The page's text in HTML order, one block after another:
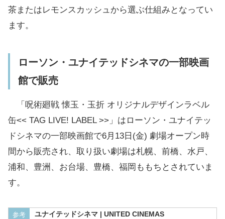
茶またはレモンスカッシュから選ぶ仕組みとなってい
ます。
ローソン・ユナイテッドシネマの一部映画
館で販売
「呪術廻戦 懐玉・玉折 オリジナルデザインラベル
缶<< TAG LIVE! LABEL >>」はローソン・ユナイテッ
ドシネマの一部映画館で6月13日(金) 劇場オープン時
間から販売され、取り扱い劇場は札幌、前橋、水戸、
浦和、豊洲、お台場、豊橋、福岡ももちとされていま
す。
参考 ユナイテッドシネマ | UNITED CINEMAS